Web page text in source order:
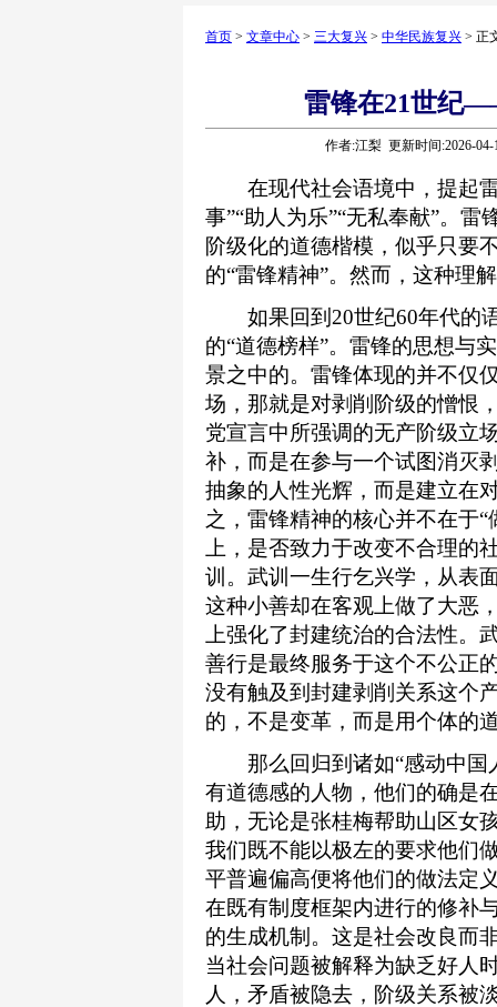
首页 > 文章中心 > 三大复兴 > 中华民族复兴 > 正
雷锋在21世纪
作者:江梨 更新时间:2026-
在现代社会语境中，提起雷
事”“助人为乐”“无私奉献”。
阶级化的道德楷模，似乎只要
的“雷锋精神”。然而，这种理
如果回到20世纪60年代的语
的“道德榜样”。雷锋的思想与
景之中的。雷锋体现的并不仅
场，那就是对剥削阶级的憎恨
党宣言中所强调的无产阶级立
补，而是在参与一个试图消灭
抽象的人性光辉，而是建立在
之，雷锋精神的核心并不在于
上，是否致力于改变不合理的
训。武训一生行乞兴学，从表
这种小善却在客观上做了大恶
上强化了封建统治的合法性。
善行是最终服务于这个不公正
没有触及到封建剥削关系这个
的，不是变革，而是用个体的
那么回归到诸如“感动中国
有道德感的人物，他们的确是
助，无论是张桂梅帮助山区女
我们既不能以极左的要求他们
平普遍偏高便将他们的做法定
在既有制度框架内进行的修补
的生成机制。这是社会改良而
当社会问题被解释为缺乏好人
人，矛盾被隐去，阶级关系被